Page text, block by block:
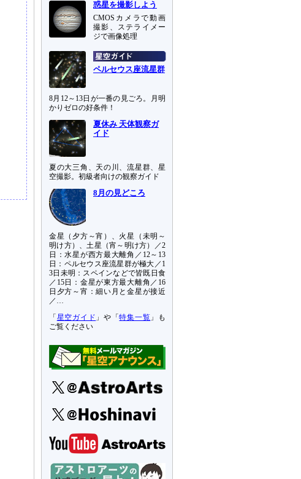
惑星を撮影しよう
CMOSカメラで動画
撮影、ステライメー
ジで画像処理
ペルセウス座流星群
8月12～13日が一番の見ごろ。月明
かりゼロの好条件！
夏休み 天体観察ガ
イド
夏の大三角、天の川、流星群、星
空撮影。初級者向けの観察ガイド
8月の見どころ
金星（夕方～宵）、火星（未明～
明け方）、土星（宵～明け方）／2
日：水星が西方最大離角／12～13
日：ペルセウス座流星群が極大／1
3日未明：スペインなどで皆既日食
／15日：金星が東方最大離角／16
日夕方～宵：細い月と金星が接近
／…
「 星空ガイド 」や「特集一覧 」も
ご覧ください